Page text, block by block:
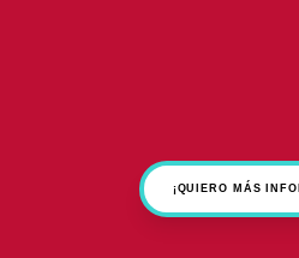
¡QUIERO MÁS